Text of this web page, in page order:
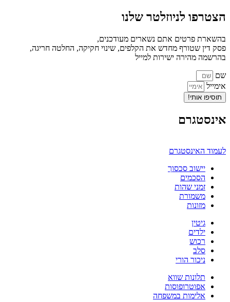
הצטרפו לניוזלטר שלנו
בהשארת פרטים אתם נשארים מעודכנים,
פסק דין שטורף מחדש את הקלפים, שינוי חקיקה, החלטה חריגה,
בהרשמה מהירה ישירות למייל
שם
אימייל
תוסיפו אותי!
אינסטגרם
לעמוד האינסטגרם
יישוב סכסוך
הסכמים
זמני שהות
משמורת
מזונות
גיטין
ילדים
רכוש
סלב
ניכור הורי
תלונות שווא
אפוטרופוסות
אלימות במשפחה